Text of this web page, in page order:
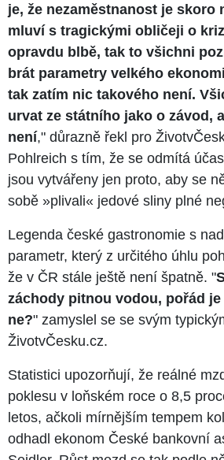
je, že nezaměstnanost je skoro
mluví s tragickými obličeji o
opravdu blbě, tak to všichni
brát parametry velkého
tak zatím nic takového není.
urvat ze státního jako o závod,
není," důrazně řekl pro
Pohlreich s tím, že se odmítá
jsou vytvářeny jen proto, aby se
sobě »plivali« jedové sliny plné
Legenda české gastronomie s
parametr, který z určitého úhlu
že v ČR stále ještě není špatně. "
záchody pitnou vodou, pořád
ne?" zamyslel se se svým
ŽivotvČesku.cz.
Statistici upozorňují, že reálné
poklesu v loňském roce o 8,5
letos, ačkoli mírnějším tempem
odhadl ekonom České bankovní